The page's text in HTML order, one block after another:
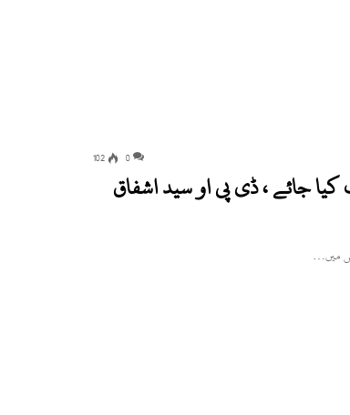
0
102
جائے ، ڈی پی او سید اشفاق